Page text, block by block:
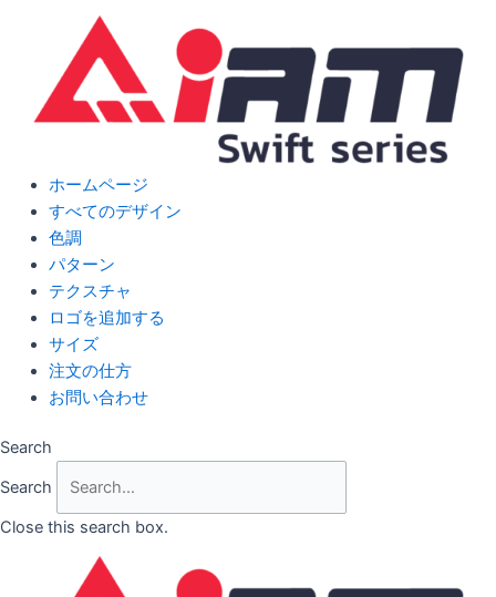
ホームページ
すべてのデザイン
色調
パターン
テクスチャ
ロゴを追加する
サイズ
注文の仕方
お問い合わせ
Search
Search
Close this search box.